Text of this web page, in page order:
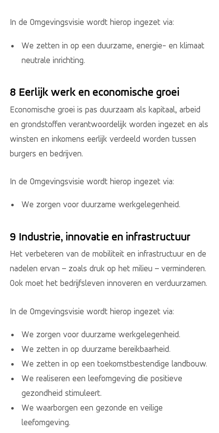
In de Omgevingsvisie wordt hierop ingezet via:
We zetten in op een duurzame, energie- en klimaat
neutrale inrichting.
8 Eerlijk werk en economische groei
Economische groei is pas duurzaam als kapitaal, arbeid
en grondstoffen verantwoordelijk worden ingezet en als
winsten en inkomens eerlijk verdeeld worden tussen
burgers en bedrijven.
In de Omgevingsvisie wordt hierop ingezet via:
We zorgen voor duurzame werkgelegenheid.
9 Industrie, innovatie en infrastructuur
Het verbeteren van de mobiliteit en infrastructuur en de
nadelen ervan – zoals druk op het milieu – verminderen.
Ook moet het bedrijfsleven innoveren en verduurzamen.
In de Omgevingsvisie wordt hierop ingezet via:
We zorgen voor duurzame werkgelegenheid.
We zetten in op duurzame bereikbaarheid.
We zetten in op een toekomstbestendige landbouw.
We realiseren een leefomgeving die positieve
gezondheid stimuleert.
We waarborgen een gezonde en veilige
leefomgeving.